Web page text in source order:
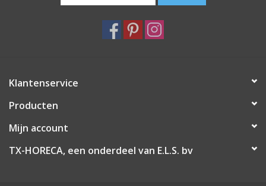
Klantenservice
Producten
Mijn account
TX-HORECA, een onderdeel van E.L.S. bv